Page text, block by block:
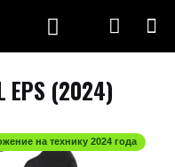
EPS (2024)
на технику 2024 года